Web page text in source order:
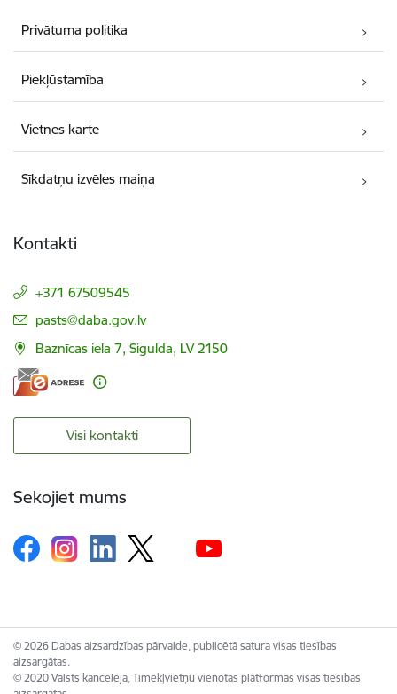
Privātuma politika
Piekļūstamība
Vietnes karte
Sīkdatņu izvēles maiņa
Kontakti
+371 67509545
E-pasts:
pasts@daba.gov.lv
Baznīcas iela 7, Sigulda, LV 2150
Visi kontakti
Sekojiet mums
© 2026 Dabas aizsardzības pārvalde, publicētā satura visas tiesības
aizsargātas.
© 2020 Valsts kanceleja, Tīmekļvietņu vienotās platformas visas tiesības